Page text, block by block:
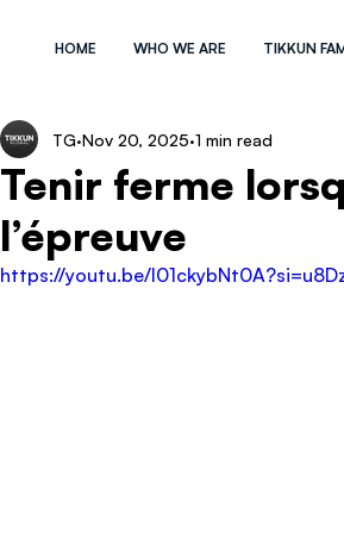
HOME WHO WE ARE TIKKUN
Tenir ferme
l’épreuve
TG Nov 20, 2025 1 min read
https://youtu.be/